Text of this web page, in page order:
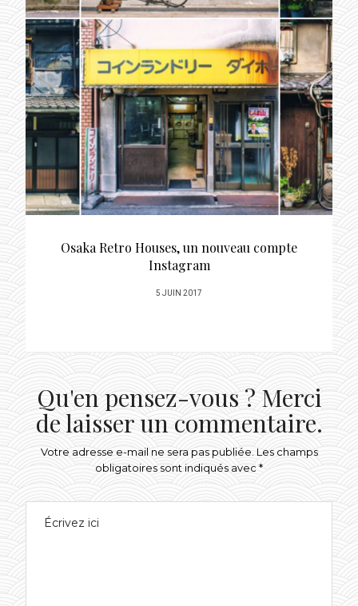
Osaka Retro Houses, un nouveau compte
Instagram
POSTED
5 JUIN 2017
Qu'en pensez-vous ? Merci
de laisser un commentaire.
Votre adresse e-mail ne sera pas publiée. Les champs
obligatoires sont indiqués avec *